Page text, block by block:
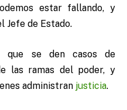
estar fallando, y
Jefe de Estado.
que se den casos de
las ramas del poder, y
administran justicia.